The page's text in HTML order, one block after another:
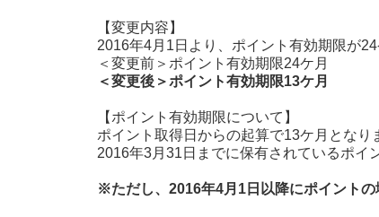
【変更内容】
2016年4月1日より、ポイント有効期限が
＜変更前＞ポイント有効期限24ケ月
＜変更後＞ポイント有効期限13ケ月
【ポイント有効期限について】
ポイント取得日からの起算で13ケ月となり
2016年3月31日までに保有されているポイ
※ただし、2016年4月1日以降にポイントの